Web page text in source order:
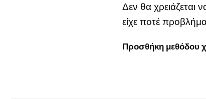
Δεν θα χρειάζεται
είχε ποτέ
Προσθήκη μεθόδου